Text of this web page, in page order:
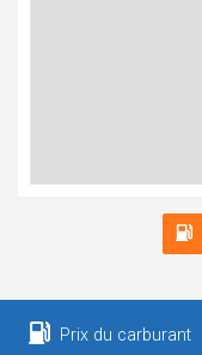
Prix du carburant